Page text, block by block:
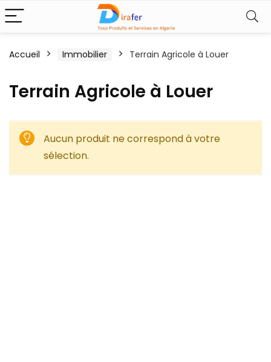
Accueil Immobilier Terrain Agricole à Louer
Terrain Agricole à Louer
Aucun produit ne correspond à votre
sélection.